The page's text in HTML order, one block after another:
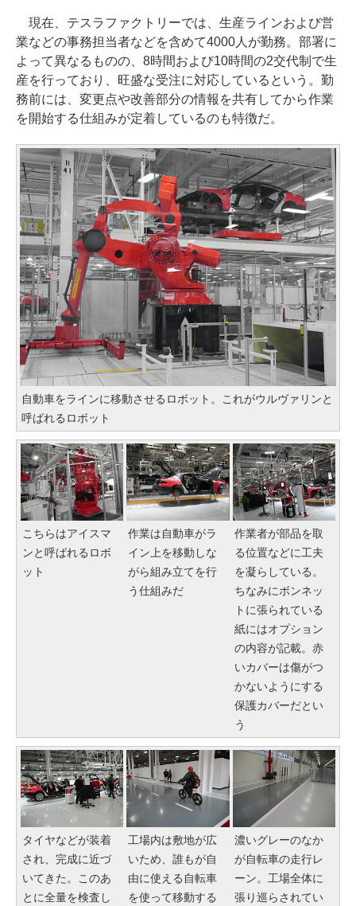
現在、テスラファクトリーでは、生産ラインおよび営
業などの事務担当者などを含めて4000人が勤務。部署に
よって異なるものの、8時間および10時間の2交代制で生
産を行っており、旺盛な受注に対応しているという。勤
務前には、変更点や改善部分の情報を共有してから作業
を開始する仕組みが定着しているのも特徴だ。
自動車をラインに移動させるロボット。これがウルヴァリンと
呼ばれるロボット
こちらはアイスマ
ンと呼ばれるロボ
ット
作業は自動車がラ
イン上を移動しな
がら組み立てを行
う仕組みだ
作業者が部品を取
る位置などに工夫
を凝らしている。
ちなみにボンネッ
トに張られている
紙にはオプション
の内容が記載。赤
いカバーは傷がつ
かないようにする
保護カバーだとい
う
タイヤなどが装着
され、完成に近づ
いてきた。このあ
とに全量を検査し
工場内は敷地が広
いため、誰もが自
由に使える自転車
を使って移動する
濃いグレーのなか
が自転車の走行レ
ーン。工場全体に
張り巡らされてい